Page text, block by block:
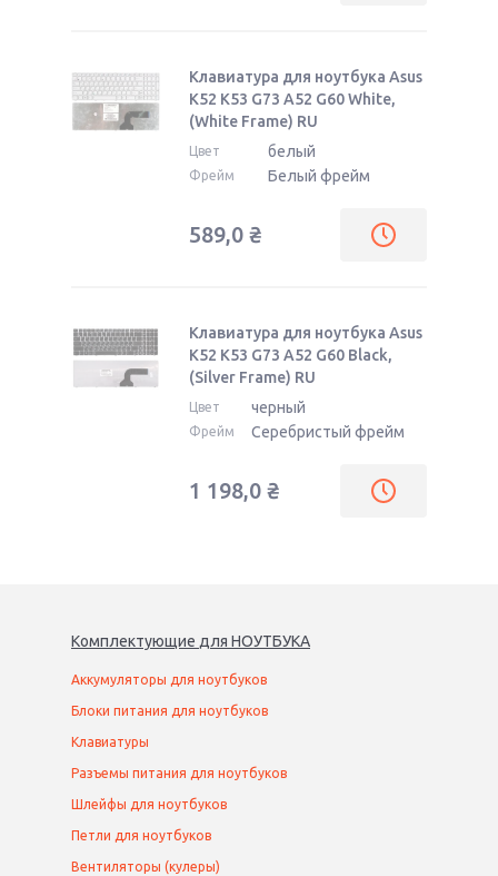
Клавиатура для ноутбука Asus
K52 K53 G73 A52 G60 White,
(White Frame) RU
Цвет белый
Фрейм Белый фрейм
589,0 ₴
Клавиатура для ноутбука Asus
K52 K53 G73 A52 G60 Black,
(Silver Frame) RU
Цвет черный
Фрейм Серебристый фрейм
1 198,0 ₴
Комплектующие для НОУТБУКА
Аккумуляторы для ноутбуков
Блоки питания для ноутбуков
Клавиатуры
Разъемы питания для ноутбуков
Шлейфы для ноутбуков
Петли для ноутбуков
Вентиляторы (кулеры)